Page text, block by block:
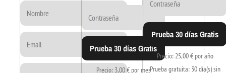
Prueba 30 días Gratis
Precio: 3,00 € por mes
Prueba 30 días Gratis
Precio: 25,00 € por año
Prueba gratuita: 30 día(s) sin